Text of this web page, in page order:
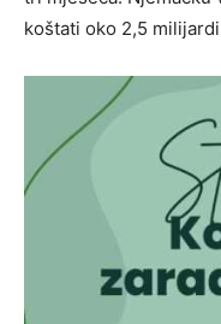
koštati oko 2,5